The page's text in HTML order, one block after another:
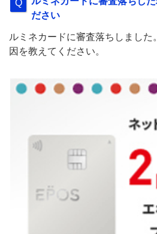
ださい
ルミネカードに審査落ちしまし
因を教えてください。